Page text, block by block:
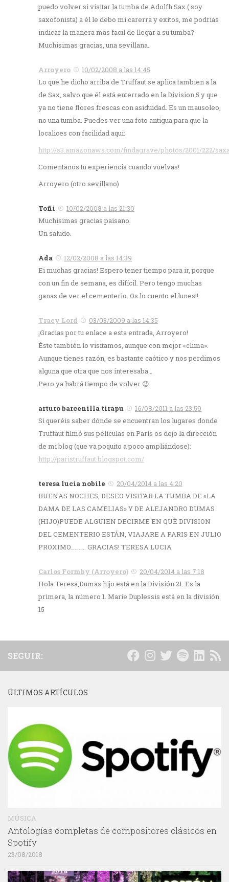
puedo volver si visitar la tumba de Adolfh Sax ( soy
saxofonista) a él le debo mi carerra y exitos, me podrias
indicar la manera mas facil de llegar a su tumba?
Muchisimas gracias, una sevillana.
Arroyero
10/02/2008 a las 14:45
Lo que he dicho arriba de Truffaut se aplica tambien a la
de Sax, salvo que él está enterrado en la Division 5 y que
ya no tiene flores frescas con asiduidad. Es un mausoleo,
no una tumba. Puedes ver una foto antigua para que la
localices con facilidad aqui:
http://s3.amazonaws.com/findagrave/photos/2001/222/
Comentanos tu experiencia cuando vuelvas!
Arroyero (otro sevillano)
Toñi
10/02/2008 a las 21:30
Muchisimas gracias paisano.
Un saludo.
Ada
12/02/2008 a las 14:39
Ei muchas gracias! Espero tener tiempo para ir, porque
con un fin de semana, es difícil. Pero tengo muchas
ganas de ver el cementerio. Os lo cuento el lunes!!
Tracy Lord
03/03/2009 a las 14:35
¡Gracias por tu enlace a esta entrada, Arroyero!
Éste también lo visitamos, aunque con mejor «clima».
Aunque tienes razón, es bastante caótico y nos perdimos
alguna que otra que nos interesaba…
Pero ya habrá tiempo de volver 😉
arturo barcenilla tirapu
16/08/2011 a las 23:59
Si queréis saber dónde se encuentran los lugares donde
Truffaut filmó sus películas en París os dejo la dirección
de mi blog (que va poquito a poco ampliándose):
http://paristruffaut.blogspot.com/
teresa lucia nobile
20/04/2014 a las 4:20
BUENAS NOCHES, DESEO VISITAR LA TUMBA DE «LA
DAMA DE LAS CAMELIAS» Y DE ALEJANDRO DUMAS
(HIJO)PUEDE ALGUIEN DECIRME EN QUÈ DIVISION
DEL CEMENTERIO ESTÁN, VIAJARE A PARIS EN JULIO
PROXIMO……….. GRACIAS! TERESA LUCIA
Carlos Formby (Arroyero)
20/04/2014 a las 7:18
Hola Teresa,Dumas hijo está en la División 21. Es la
primera, la número 1. Marie Duplessis está en la división
15
SEGUIR:
ÚLTIMOS ARTÍCULOS
MÚSICA
Antologías completas de compositores clásicos en
Spotify
23/08/2018